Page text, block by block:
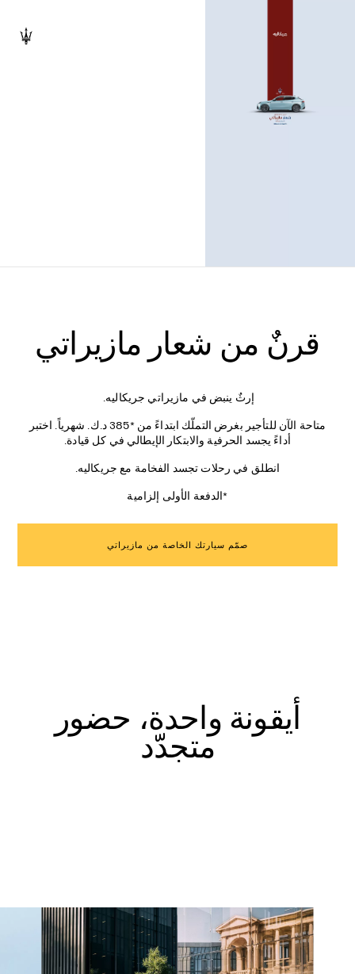
قرنٌ من شعار مازيراتي
إرثٌ ينبض في مازيراتي جريكاليه.
متاحة الآن للتأجير بغرض التملّك ابتداءً من *385 د.ك. شهرياً. اختبر
أداءً يجسد الحرفية والابتكار الإيطالي في كل قيادة.
انطلق في رحلات تجسد الفخامة مع جريكاليه.
*الدفعة الأولى إلزامية
صمّم سيارتك الخاصة من مازيراتي
أيقونة واحدة، حضور
متجدّد